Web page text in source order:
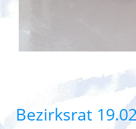
Bezirksrat